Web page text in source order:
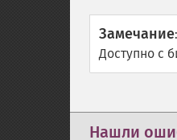
Замечание:
Доступно с
Нашли